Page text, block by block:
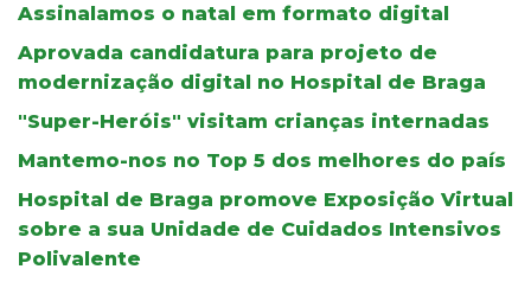
Assinalamos o natal em formato digital
Aprovada candidatura para projeto de
modernização digital no Hospital de Braga
"Super-Heróis" visitam crianças internadas
Mantemo-nos no Top 5 dos melhores do país
Hospital de Braga promove Exposição Virtual
sobre a sua Unidade de Cuidados Intensivos
Polivalente